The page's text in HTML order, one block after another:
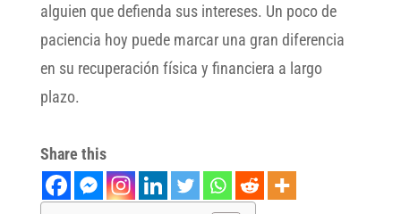
alguien que defienda sus intereses. Un poco de
paciencia hoy puede marcar una gran diferencia
en su recuperación física y financiera a largo
plazo.
Share this